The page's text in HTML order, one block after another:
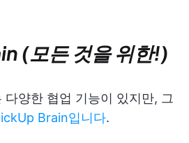
(모든 것을 위한!)
양한 협업 기능이 있지만, 그
Brain입니다.